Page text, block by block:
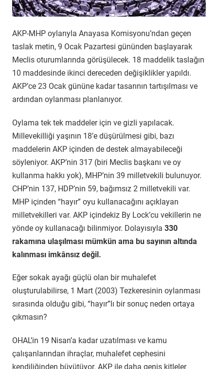
AKP-MHP oylarıyla Anayasa Komisyonu’ndan geçen
taslak metin, 9 Ocak Pazartesi gününden başlayarak
Meclis oturumlarında görüşülecek. 18 maddelik taslağın
10 maddesinde ikinci dereceden değişiklikler yapıldı.
AKP’ce 23 Ocak gününe kadar tasarının tartışılması ve
ardından oylanması planlanıyor.
Oylama tek tek maddeler için ve gizli yapılacak.
Millevekilliği yaşının 18’e düşürülmesi gibi, bazı
maddelerin AKP içinden de destek almayabileceği
söyleniyor. AKP’nin 317 (biri Meclis başkanı ve oy
kullanma hakkı yok), MHP’nin 39 milletvekili bulunuyor.
CHP’nin 137, HDP’nin 59, bağımsız 2 milletvekili var.
MHP içinden “hayır” oyu kullanacağını açıklayan
milletvekilleri var. AKP içindekiz By Lock’cu vekillerin ne
yönde oy kullanacağı bilinmiyor. Dolayısıyla 330
rakamına ulaşılması mümkün ama bu sayının altında
kalınması imkânsız değil.
Eğer sokak ayağı güçlü olan bir muhalefet
oluşturulabilirse, 1 Mart (2003) Tezkeresinin oylanması
sırasında olduğu gibi, “hayır”lı bir sonuç neden ortaya
çıkmasın?
OHAL’in 19 Nisan’a kadar uzatılması ve kamu
çalışanlarından ihraçlar, muhalefet cephesini
kendiliğinden büyütüyor. AKP ile daha geniş kitleler